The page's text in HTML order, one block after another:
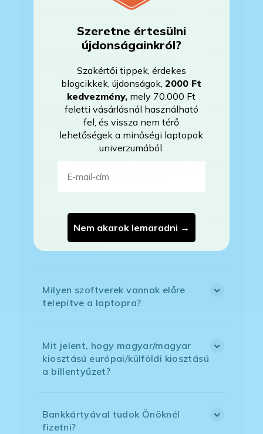
Mire vonatkozik a garancia?
Milyen akkumulátorállapotra
számíthatok?
Mikor lesz készleten a laptop, ha
jelenleg nem elérhető?
esetleg bővítést is kértem?
szállítással megrendelt
Milyen szoftverek vannak előre
telepítve a laptopra?
Mit jelent, hogy magyar/magyar
kiosztású európai/külföldi kiosztású
a billentyűzet?
Bankkártyával tudok Önöknél
fizetni?
Szeretne értesülni
újdonságainkról?
Szakértői tippek, érdekes
blogcikkek, újdonságok,2000 Ft
kedvezmény, mely 70.000 Ft
feletti vásárlásnál használható
fel, és vissza nem térő
lehetőségek a minőségi laptopok
univerzumából.
Nem akarok lemaradni →